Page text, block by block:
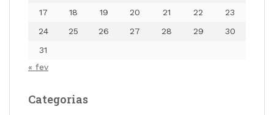
17
18 19 20 21 22
23
24
25 26 27 28 29
30
31
« fev
Categorias